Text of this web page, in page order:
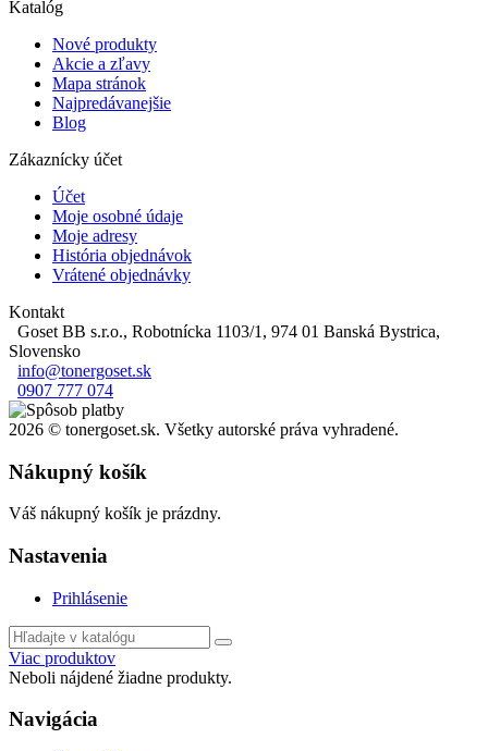
Katalóg
Nové produkty
Akcie a zľavy
Mapa stránok
Najpredávanejšie
Blog
Zákaznícky účet
Účet
Moje osobné údaje
Moje adresy
História objednávok
Vrátené objednávky
Kontakt
Goset BB s.r.o., Robotnícka 1103/1, 974 01 Banská Bystrica,
Slovensko
info@tonergoset.sk
0907 777 074
2026 © tonergoset.sk. Všetky autorské práva vyhradené.
Nákupný košík
Váš nákupný košík je prázdny.
Nastavenia
Prihlásenie
Viac produktov
Neboli nájdené žiadne produkty.
Navigácia